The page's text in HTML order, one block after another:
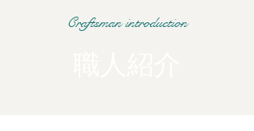
Craftsman introduction